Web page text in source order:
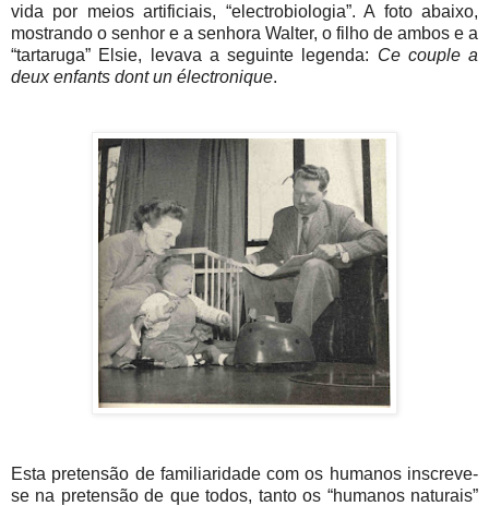
vida por meios artificiais, “electrobiologia”. A foto abaixo,
mostrando o senhor e a senhora Walter, o filho de ambos e a
“tartaruga” Elsie, levava a seguinte legenda: Ce couple a
deux enfants dont un électronique.
Esta pretensão de familiaridade com os humanos inscreve-
se na pretensão de que todos, tanto os “humanos naturais”